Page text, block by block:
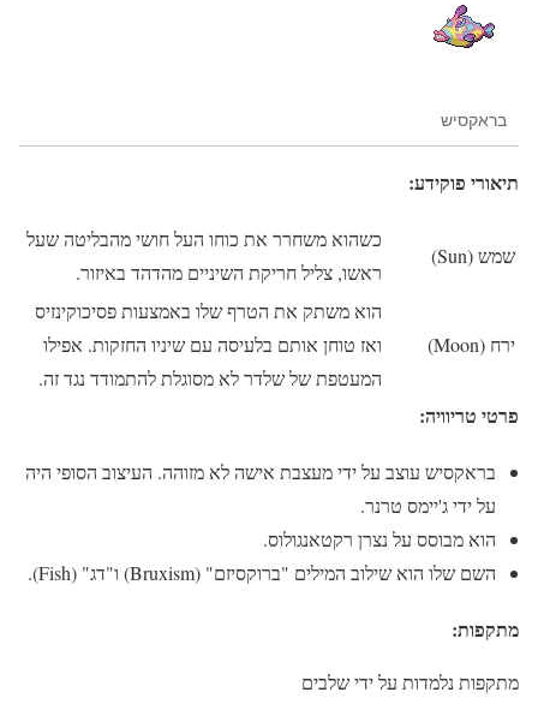
בראקסיש
תיאורי פוקידע:
שמש (Sun)
כשהוא משחרר את כוחו העל חושי מהבליטה שעל
ראשו, צליל חריקת השיניים מהדהד באיזור.
ירח (Moon)
הוא משתק את הטרף שלו באמצעות פסיכוקינזיס
ואז טוחן אותם בלעיסה עם שיניו החזקות. אפילו
המעטפת של שלדר לא מסוגלת להתמודד נגד זה.
פרטי טריוויה:
בראקסיש עוצב על ידי מעצבת אישה לא מזוהה. העיצוב הסופי היה
על ידי ג'יימס טרנר.
הוא מבוסס על נצרן רקטאנגולוס.
השם שלו הוא שילוב המילים "ברוקסיזם" (Bruxism) ו"דג" (Fish).
מתקפות:
מתקפות נלמדות על ידי שלבים